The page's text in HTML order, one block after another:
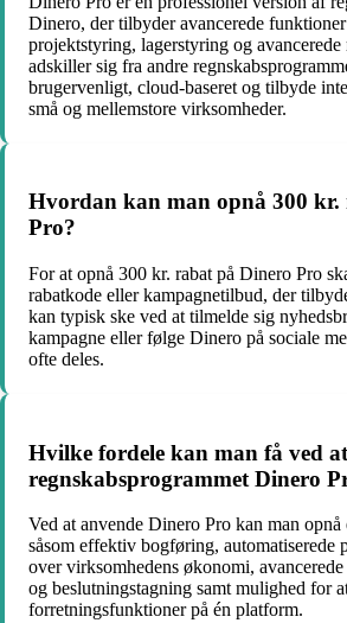
Dinero, der tilbyder avancerede funktioner
projektstyring, lagerstyring og avancerede
adskiller sig fra andre
brugervenligt, cloud-baseret og tilbyde
små og mellemstore virksomheder.
Hvordan kan man opnå 300 kr.
Pro?
For at opnå 300 kr. rabat på Dinero Pro
rabatkode eller kampagnetilbud, der
kan typisk ske ved at tilmelde sig
kampagne eller følge Dinero på sociale
ofte deles.
Hvilke fordele kan man få ved
regnskabsprogrammet Dinero
Ved at anvende Dinero Pro kan man
såsom effektiv bogføring, automatiserede
over virksomhedens økonomi,
og beslutningstagning samt mulighed for
forretningsfunktioner på én platform.